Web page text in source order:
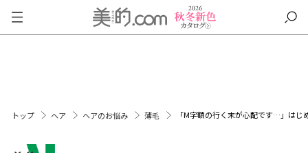
トップ ヘア ヘアのお悩み 薄毛 「M字額の行く末が心配です…」は